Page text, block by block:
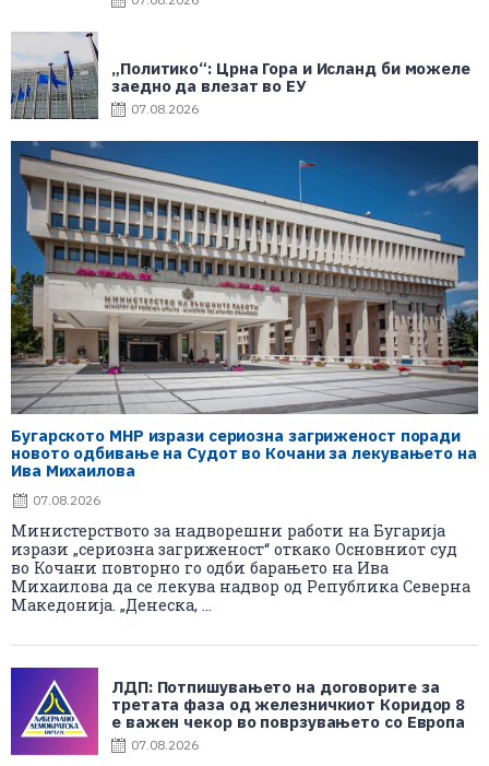
„Политико“: Црна Гора и Исланд би можеле
заедно да влезат во ЕУ
07.08.2026
Бугарското МНР изрази сериозна загриженост поради
новото одбивање на Судот во Кочани за лекувањето на
Ива Михаилова
07.08.2026
Министерството за надворешни работи на Бугарија
изрази „сериозна загриженост“ откако Основниот суд
во Кочани повторно го одби барањето на Ива
Михаилова да се лекува надвор од Република Северна
Македонија. „Денеска, ...
ЛДП: Потпишувањето на договорите за
третата фаза од железничкиот Коридор 8
е важен чекор во поврзувањето со Европа
07.08.2026